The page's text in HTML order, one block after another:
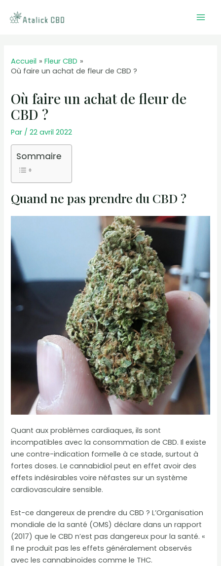
Accueil
Fleur CBD
Où faire un achat de fleur de CBD ?
Où faire un achat de fleur de
CBD ?
Par /22 avril 2022
Sommaire
Quand ne pas prendre du CBD ?
Quant aux problèmes cardiaques, ils sont
incompatibles avec la consommation de CBD. Il existe
une contre-indication formelle à ce stade, surtout à
fortes doses. Le cannabidiol peut en effet avoir des
effets indésirables voire néfastes sur un système
cardiovasculaire sensible.
Est-ce dangereux de prendre du CBD ? L’Organisation
mondiale de la santé (OMS) déclare dans un rapport
(2017) que le CBD n’est pas dangereux pour la santé. «
Il ne produit pas les effets généralement observés
avec les cannabinoïdes comme le THC.